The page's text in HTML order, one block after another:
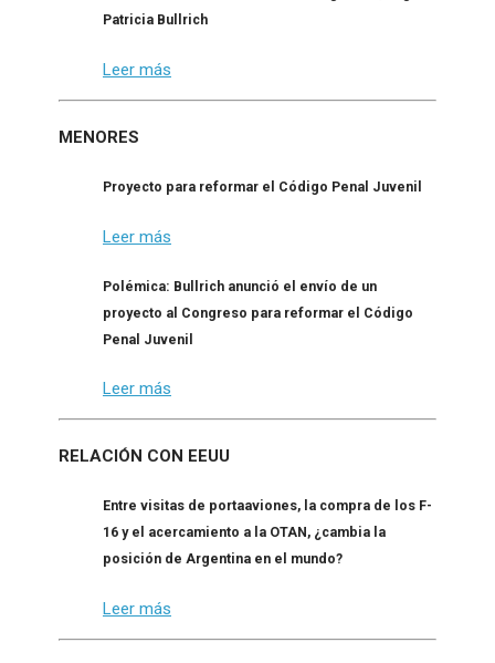
Patricia Bullrich
Leer más
MENORES
Proyecto para reformar el Código Penal Juvenil
Leer más
Polémica: Bullrich anunció el envío de un
proyecto al Congreso para reformar el Código
Penal Juvenil
Leer más
RELACIÓN CON EEUU
Entre visitas de portaaviones, la compra de los F-
16 y el acercamiento a la OTAN, ¿cambia la
posición de Argentina en el mundo?
Leer más